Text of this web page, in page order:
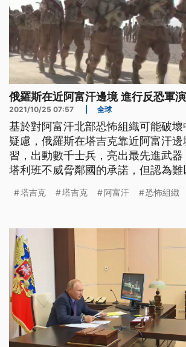
俄羅斯在近阿富汗邊境 進行反恐軍演
2021/10/25 07:57 全球
基於對阿富汗北部恐怖組織可能破
疑慮，俄羅斯在塔吉克靠近阿富汗
習，出動數千士兵，亮出最先進武
塔利班不威脅鄰國的承諾，但認為難
塔吉克 塔吉克 阿富汗 恐怖組織